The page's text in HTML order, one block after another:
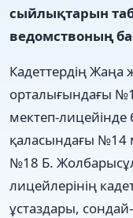
сыйлықтарын
ведомствоның
Кадеттердің Жаңа
орталығындағы
мектеп-лицейінде
қаласындағы №14
№18 Б.
лицейлерінің
ұстаздары,